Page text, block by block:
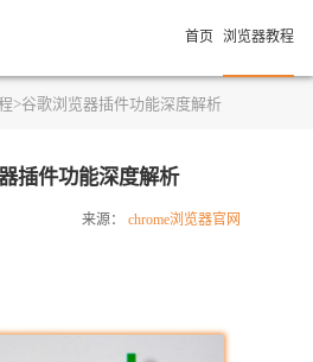
首页 浏览器教程
>谷歌浏览器插件功能深度解析
插件功能深度解析
来源： chrome浏览器官网